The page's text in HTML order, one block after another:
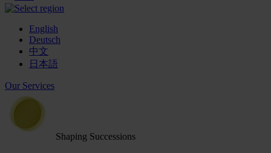
English
Deutsch
中文
日本語
Our Services
Shaping Successions